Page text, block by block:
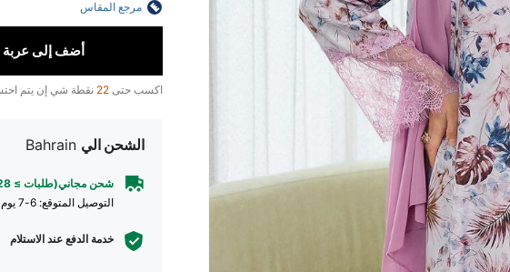
مرجع المقاس
أضف إلى عربة
اكسب حتى 22 نقطة شي إن يتم
الشحن الي Bahrain
شحن مجاني(طلبات ≥ 334.28)
التوصيل المتوقع: 6-7 يوم عمل
خدمة الدفع عند الاستلام